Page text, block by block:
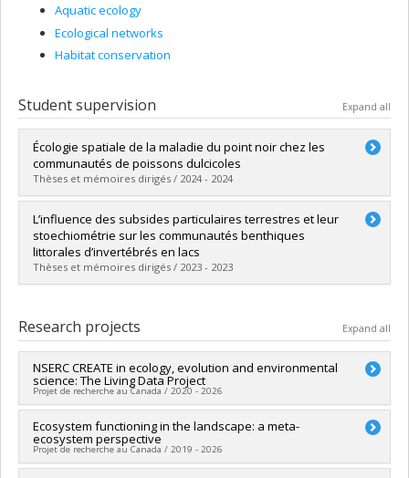
Aquatic ecology
Ecological networks
Habitat conservation
Student supervision Expand all
Écologie spatiale de la maladie du point noir chez les
communautés de poissons dulcicoles
Thèses et mémoires dirigés / 2024 - 2024
Graduate :Vigneault, Juliane
Cycle :Master's
Grade :M. Sc.
Lien vers le document dans Papyrus
L’influence des subsides particulaires terrestres et leur
stoechiométrie sur les communautés benthiques
littorales d’invertébrés en lacs
Thèses et mémoires dirigés / 2023 - 2023
Cycle :Master's
Grade :M. Sc.
Lien vers le document dans Papyrus
Research projects Expand all
NSERC CREATE in ecology, evolution and environmental
science: The Living Data Project
Projet de recherche au Canada / 2020 - 2026
Lead researcher :Diane Srivastava
Co-researchers : Timothée Poisot
Funding sources:
Ecosystem functioning in the landscape: a meta-
ecosystem perspective
Projet de recherche au Canada / 2019 - 2026